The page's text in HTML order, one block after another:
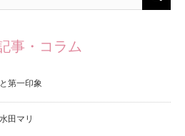
事・コラム
第一印象
田マリ